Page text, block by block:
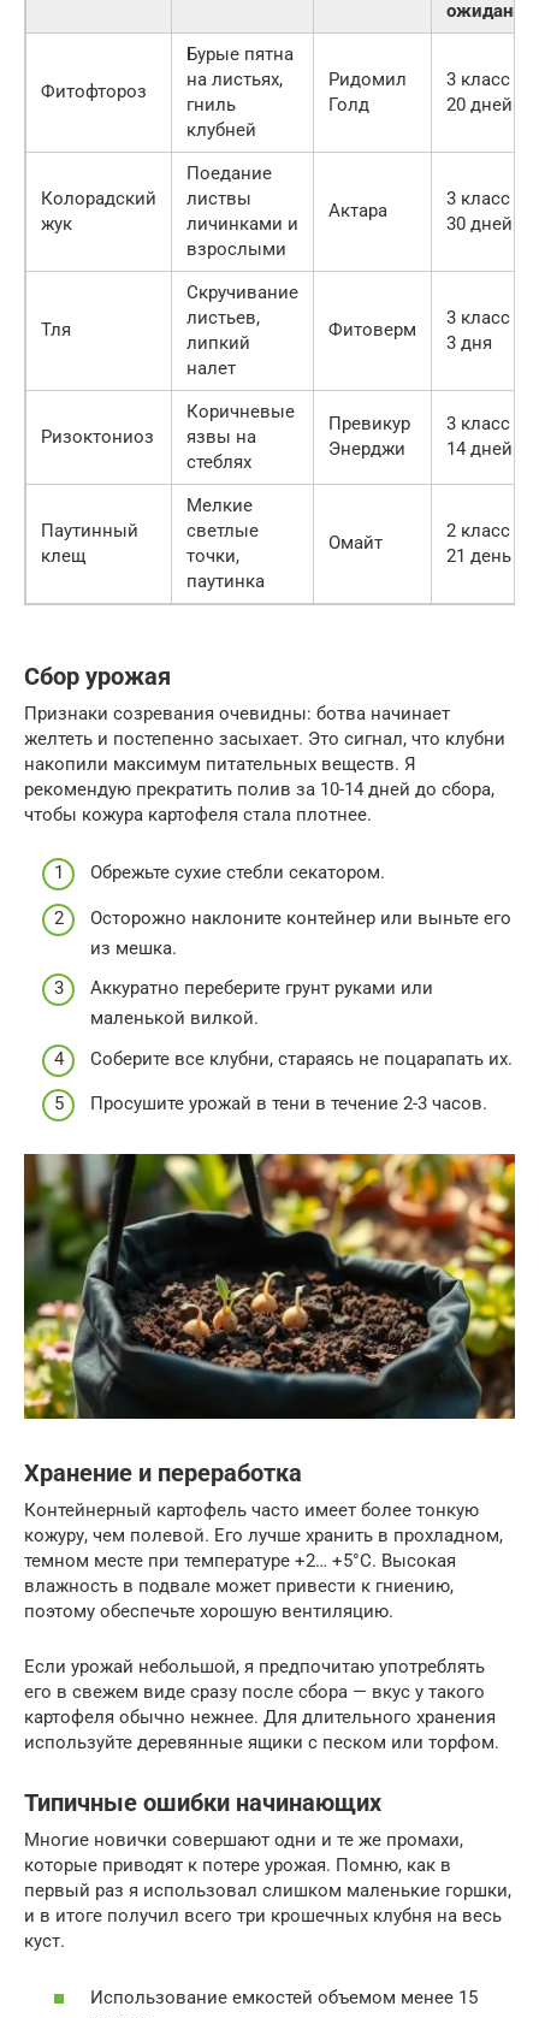
ожидания
Фитофтороз
Бурые пятна
на листьях,
гниль
клубней
Ридомил
Голд
3 класс /
20 дней
Колорадский
жук
Поедание
листвы
личинками и
взрослыми
Актара
3 класс /
30 дней
Тля
Скручивание
листьев,
липкий
налет
Фитоверм
3 класс /
3 дня
Ризоктониоз
Коричневые
язвы на
стеблях
Превикур
Энерджи
3 класс /
14 дней
Паутинный
клещ
Мелкие
светлые
точки,
паутинка
Омайт
2 класс /
21 день
Сбор урожая
Признаки созревания очевидны: ботва начинает
желтеть и постепенно засыхает. Это сигнал, что клубни
накопили максимум питательных веществ. Я
рекомендую прекратить полив за 10-14 дней до сбора,
чтобы кожура картофеля стала плотнее.
Обрежьте сухие стебли секатором.
Осторожно наклоните контейнер или выньте его
из мешка.
Аккуратно переберите грунт руками или
маленькой вилкой.
Соберите все клубни, стараясь не поцарапать их.
Просушите урожай в тени в течение 2-3 часов.
Хранение и переработка
Контейнерный картофель часто имеет более тонкую
кожуру, чем полевой. Его лучше хранить в прохладном,
темном месте при температуре +2… +5°C. Высокая
влажность в подвале может привести к гниению,
поэтому обеспечьте хорошую вентиляцию.
Если урожай небольшой, я предпочитаю употреблять
его в свежем виде сразу после сбора — вкус у такого
картофеля обычно нежнее. Для длительного хранения
используйте деревянные ящики с песком или торфом.
Типичные ошибки начинающих
Многие новички совершают одни и те же промахи,
которые приводят к потере урожая. Помню, как в
первый раз я использовал слишком маленькие горшки,
и в итоге получил всего три крошечных клубня на весь
куст.
Использование емкостей объемом менее 15